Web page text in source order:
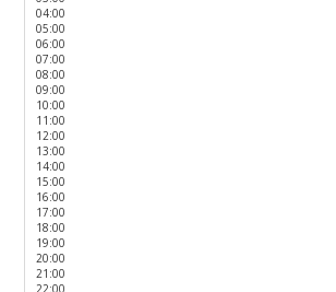
04:00
05:00
06:00
07:00
08:00
09:00
10:00
11:00
12:00
13:00
14:00
15:00
16:00
17:00
18:00
19:00
20:00
21:00
22:00